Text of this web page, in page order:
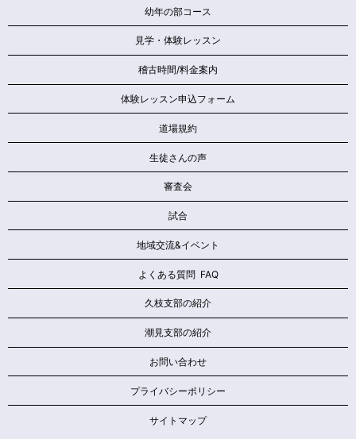
幼年の部コース
見学・体験レッスン
稽古時間/料金案内
体験レッスン申込フォーム
道場規約
生徒さんの声
審査会
試合
地域交流&イベント
よくある質問 FAQ
久枝支部の紹介
潮見支部の紹介
お問い合わせ
プライバシーポリシー
サイトマップ